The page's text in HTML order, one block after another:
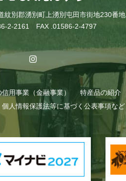
別郡湧別町上湧別屯田市街地230番地
2-2161 FAX .01586-2-4797
用事業（金融事業） 特産品の紹介
個人情報保護法等に基づく公表事項など